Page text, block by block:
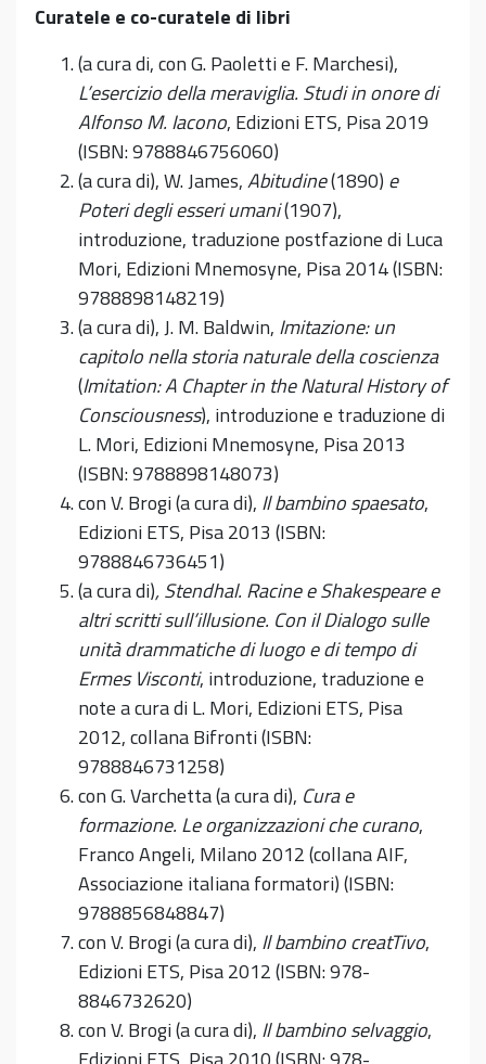
Curatele e co-curatele di libri
(a cura di, con G. Paoletti e F. Marchesi),
L’esercizio della meraviglia. Studi in onore di
Alfonso M. Iacono, Edizioni ETS, Pisa 2019
(ISBN: 9788846756060)
(a cura di), W. James,Abitudine(1890) e
Poteri degli esseri umani(1907),
introduzione, traduzione postfazione di Luca
Mori, Edizioni Mnemosyne, Pisa 2014 (ISBN:
9788898148219)
(a cura di), J. M. Baldwin, Imitazione: un
capitolo nella storia naturale della coscienza
(Imitation: A Chapter in the Natural History of
Consciousness), introduzione e traduzione di
L. Mori, Edizioni Mnemosyne, Pisa 2013
(ISBN: 9788898148073)
con V. Brogi (a cura di), Il bambino spaesato,
Edizioni ETS, Pisa 2013 (ISBN:
9788846736451)
(a cura di), Stendhal. Racine e Shakespeare e
altri scritti sull’illusione. Con il Dialogo sulle
unità drammatiche di luogo e di tempo di
Ermes Visconti, introduzione, traduzione e
note a cura di L. Mori, Edizioni ETS, Pisa
2012, collana Bifronti (ISBN:
9788846731258)
con G. Varchetta (a cura di), Cura e
formazione. Le organizzazioni che curano,
Franco Angeli, Milano 2012 (collana AIF,
Associazione italiana formatori) (ISBN:
9788856848847)
con V. Brogi (a cura di), Il bambino creatTivo,
Edizioni ETS, Pisa 2012 (ISBN: 978-
8846732620)
con V. Brogi (a cura di), Il bambino selvaggio,